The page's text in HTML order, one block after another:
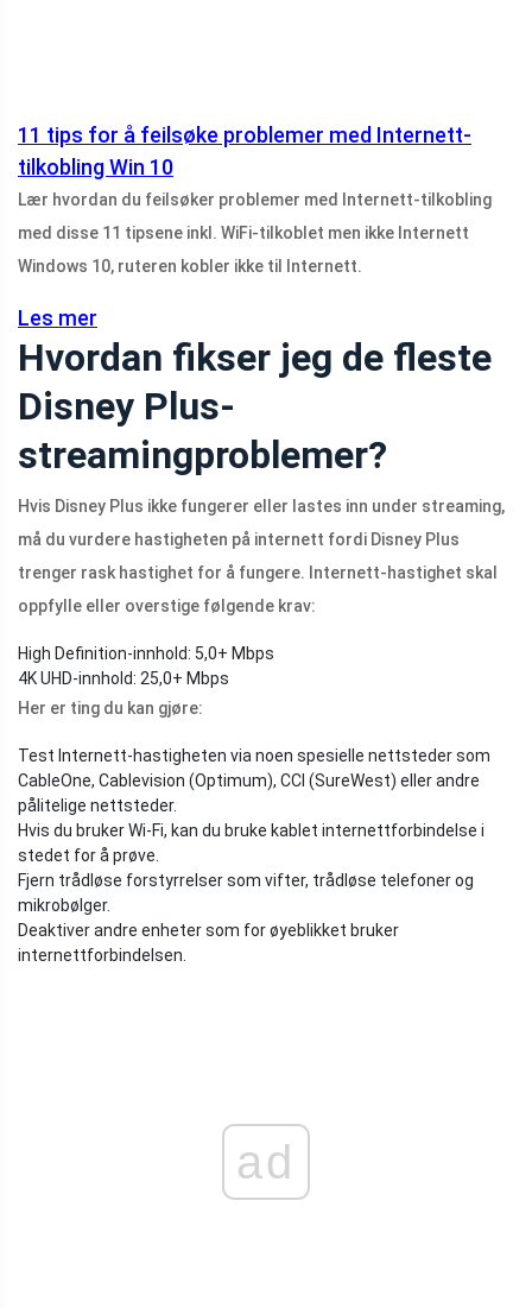
11 tips for å feilsøke problemer med Internett-
tilkobling Win 10
Lær hvordan du feilsøker problemer med Internett-tilkobling
med disse 11 tipsene inkl. WiFi-tilkoblet men ikke Internett
Windows 10, ruteren kobler ikke til Internett.
Les mer
Hvordan fikser jeg de fleste
Disney Plus-
streamingproblemer?
Hvis Disney Plus ikke fungerer eller lastes inn under streaming,
må du vurdere hastigheten på internett fordi Disney Plus
trenger rask hastighet for å fungere. Internett-hastighet skal
oppfylle eller overstige følgende krav:
High Definition-innhold: 5,0+ Mbps
4K UHD-innhold: 25,0+ Mbps
Her er ting du kan gjøre:
Test Internett-hastigheten via noen spesielle nettsteder som
CableOne, Cablevision (Optimum), CCI (SureWest) eller andre
pålitelige nettsteder.
Hvis du bruker Wi-Fi, kan du bruke kablet internettforbindelse i
stedet for å prøve.
Fjern trådløse forstyrrelser som vifter, trådløse telefoner og
mikrobølger.
Deaktiver andre enheter som for øyeblikket bruker
internettforbindelsen.
ad